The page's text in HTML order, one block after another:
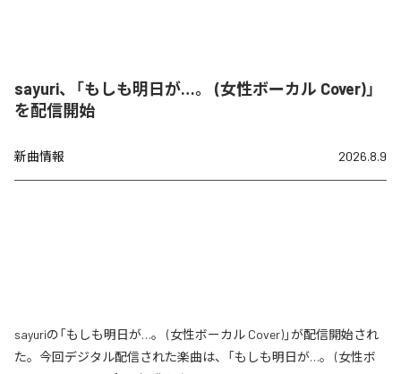
sayuri、「もしも明日が…。 (女性ボーカル Cover)」
を配信開始
新曲情報 2026.8.9
sayuriの「もしも明日が…。 (女性ボーカル Cover)」が配信開始され
た。今回デジタル配信された楽曲は、「もしも明日が…。 (女性ボ